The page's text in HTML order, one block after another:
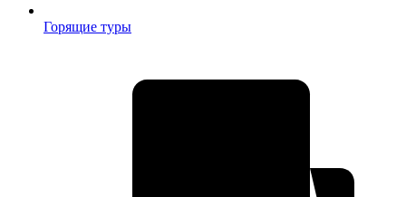
Горящие туры